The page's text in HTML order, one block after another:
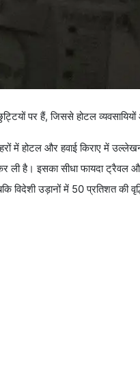
पर हैं, जिससे होटल व्यवसायियों
होटल और हवाई किराए में
है। इसका सीधा फायदा ट्रैवल
उड़ानों में 50 प्रतिशत की